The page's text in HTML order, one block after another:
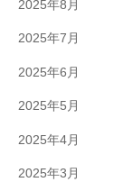
2025年8月
2025年7月
2025年6月
2025年5月
2025年4月
2025年3月